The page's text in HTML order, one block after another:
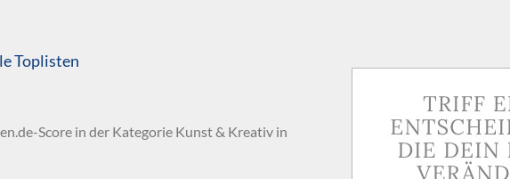
Toplisten
Score in der Kategorie Kunst & Kreativ in